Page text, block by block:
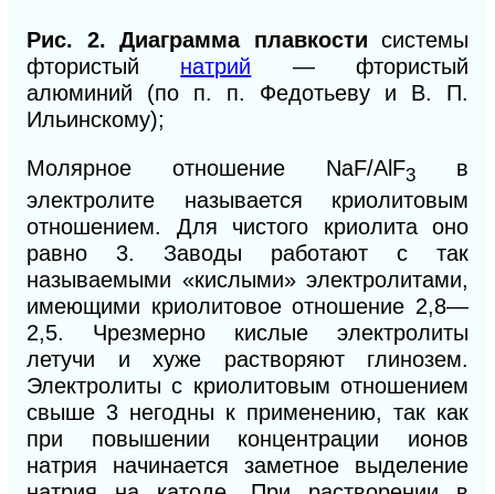
Рис. 2. Диаграмма плавкости системы
фтористый натрий — фтористый
алюминий (по п. п. Федотьеву и В. П.
Ильинскому);
Молярное отношение NaF/AlF3 в
электролите называется криолитовым
отношением. Для чистого криолита оно
равно 3. Заводы работают с так
называемыми «кислыми» электролитами,
имеющими криолитовое отношение 2,8—
2,5. Чрезмерно кислые электролиты
летучи и хуже растворяют глинозем.
Электролиты с криолитовым отношением
свыше 3 негодны к применению, так как
при повышении концентрации ионов
натрия начинается заметное выделение